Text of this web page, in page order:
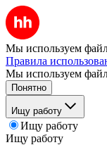
Мы используем
Правила
Мы используем
Понятно
Ищу работу
Ищу работу
Ищу работу